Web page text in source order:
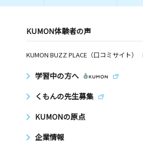
KUMON体験者の声
KUMON BUZZ PLACE（口コミサイト）
学習中の方へ
くもんの先生募集
KUMONの原点
企業情報